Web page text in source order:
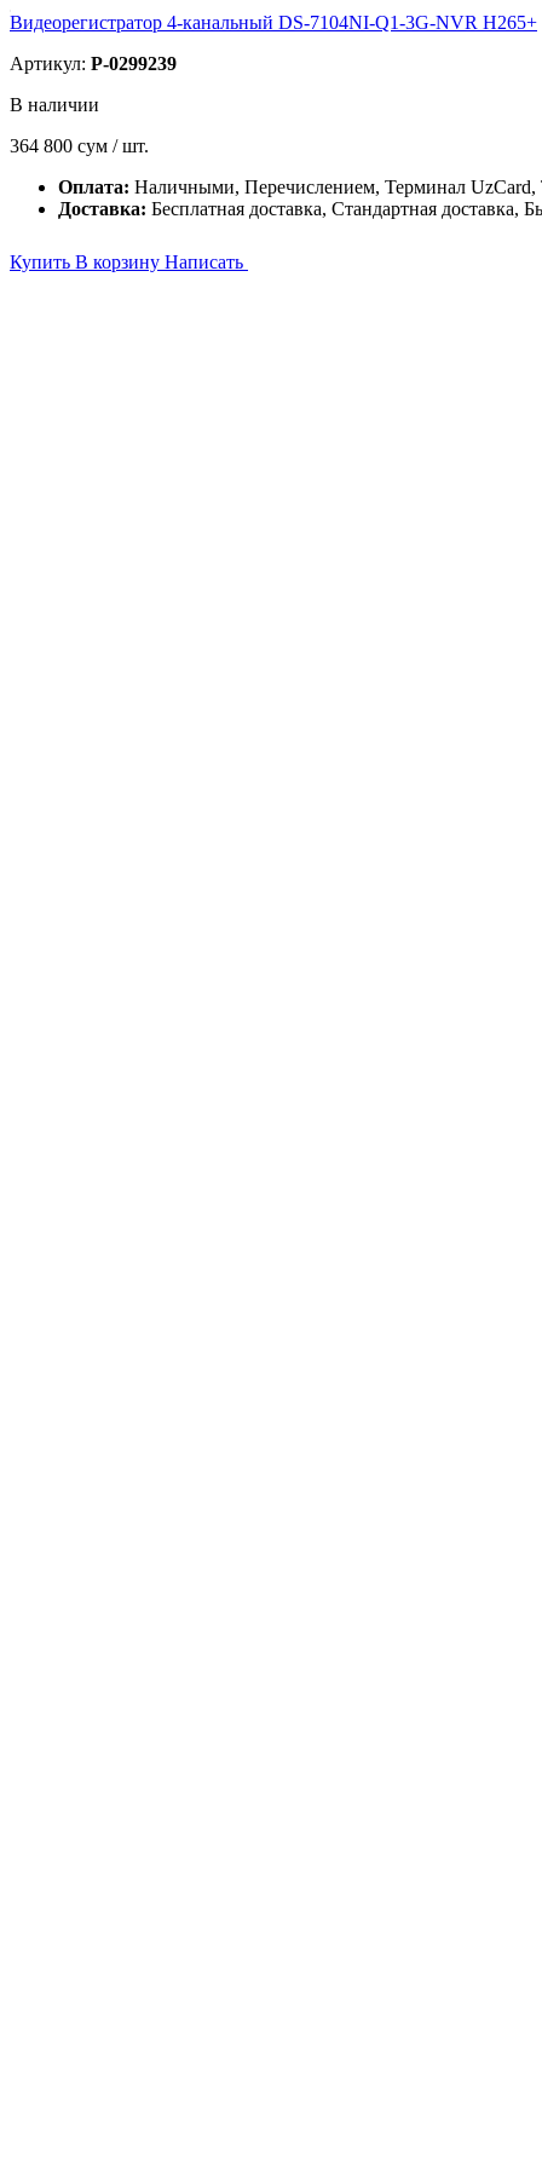
Видеорегистратор 4-канальный DS-7104NI-Q1-3G-NVR H265+
Артикул: P-0299239
В наличии
364 800 сум / шт.
Оплата: Наличными, Перечислением, Терминал
Доставка: Бесплатная доставка, Стандартная доставка,
Купить В корзину Написать